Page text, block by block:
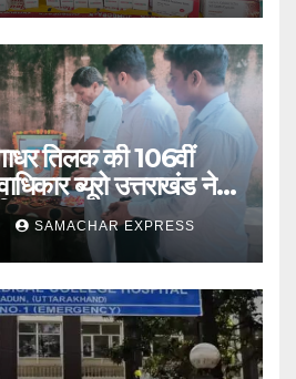
तिलक की 106वीं
ब्यूरो उत्तराखंड ने दी
SAMACHAR EXPRESS